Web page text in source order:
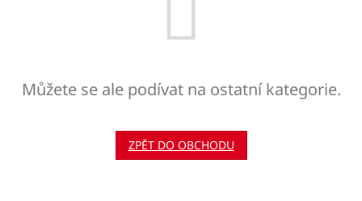
Můžete se ale podívat na ostatní kategorie.
ZPĚT DO OBCHODU